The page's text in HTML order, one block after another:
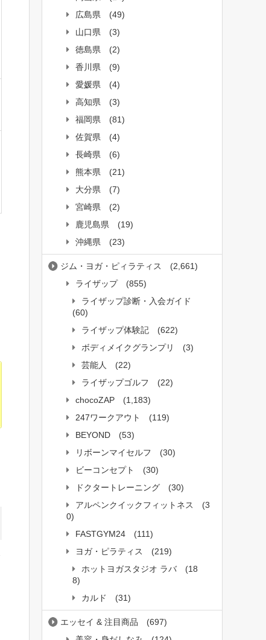
広島県
(49)
山口県
(3)
徳島県
(2)
香川県
(9)
愛媛県
(4)
高知県
(3)
福岡県
(81)
佐賀県
(4)
長崎県
(6)
熊本県
(21)
大分県
(7)
宮崎県
(2)
鹿児島県
(19)
沖縄県
(23)
ジム・ヨガ・ピィラティス
(2,661)
ライザップ
(855)
ライザップ診断・入会ガイド
(60)
ライザップ体験記
(622)
ボディメイクグランプリ
(3)
芸能人
(22)
ライザップゴルフ
(22)
chocoZAP
(1,183)
247ワークアウト
(119)
BEYOND
(53)
リボーンマイセルフ
(30)
ビーコンセプト
(30)
ドクタートレーニング
(30)
アルペンクイックフィットネス
(3
0)
FASTGYM24
(111)
ヨガ・ピラティス
(219)
ホットヨガスタジオ ラバ
(18
8)
カルド
(31)
エッセイ & 注目商品
(697)